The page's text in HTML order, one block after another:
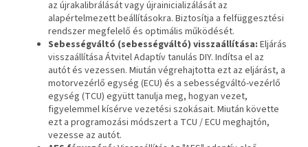
az újrakalibrálását vagy újrainicializálását az
alapértelmezett beállításokra. Biztosítja a felfüggesztési
rendszer megfelelő és optimális működését.
Sebességváltó (sebességváltó) visszaállítása: Eljárás
visszaállítása Átvitel Adaptív tanulás DIY. Indítsa el az
autót és vezessen. Miután végrehajtotta ezt az eljárást, a
motorvezérlő egység (ECU) és a sebességváltó-vezérlő
egység (TCU) együtt tanulja meg, hogyan vezet,
figyelemmel kísérve vezetési szokásait. Miután követte
ezt a programozási módszert a TCU / ECU meghajtón,
vezesse az autót.